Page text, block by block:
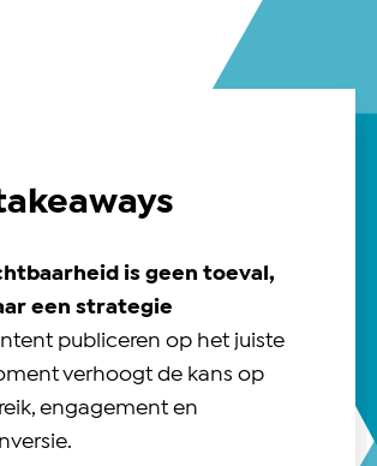
is geen toeval,
een strategie
publiceren op het juiste
verhoogt de kans op
engagement en